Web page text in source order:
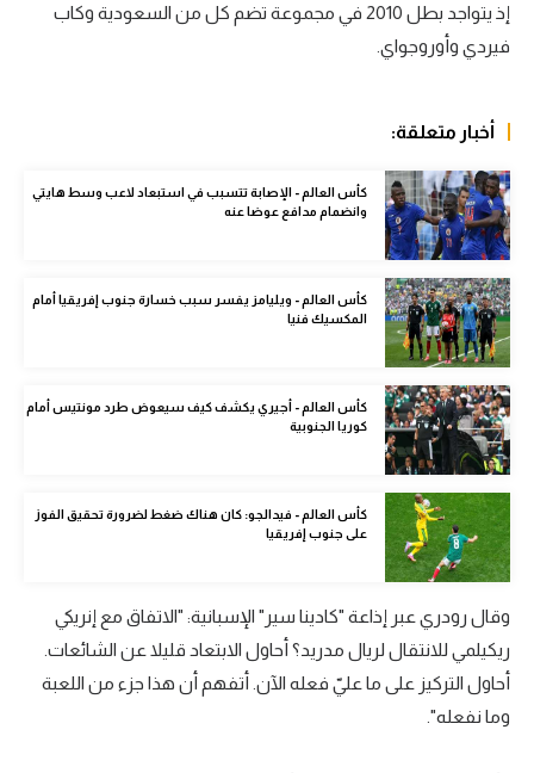
الوطن العربي
رياضة نسائية
آسيا
أمريكا
ركن الألعاب
أقسام خاصة
Gamers
ميركاتو
تحقيق في الجول
تقرير في الجول
حكايات في الجول
كويز في الجول
إذ يتواجد بطل 2010 في مجموعة تضم كل من السعودية وكاب
فيردي وأوروجواي.
أخبار متعلقة:
كأس العالم - الإصابة تتسبب في استبعاد لاعب وسط هايتي
وانضمام مدافع عوضا عنه
كأس العالم - ويليامز يفسر سبب خسارة جنوب إفريقيا أمام
المكسيك فنيا
كأس العالم - أجيري يكشف كيف سيعوض طرد مونتيس أمام
كوريا الجنوبية
كأس العالم - فيدالجو: كان هناك ضغط لضرورة تحقيق الفوز
على جنوب إفريقيا
وقال رودري عبر إذاعة "كادينا سير" الإسبانية: "الاتفاق مع إنريكي
ريكيلمي للانتقال لريال مدريد؟ أحاول الابتعاد قليلا عن الشائعات.
أحاول التركيز على ما عليّ فعله الآن. أتفهم أن هذا جزء من اللعبة
وما نفعله".